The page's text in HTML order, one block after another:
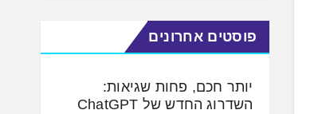
פוסטים אחרונים
יותר חכם, פחות שגיאות:
השדרוג החדש של ChatGPT